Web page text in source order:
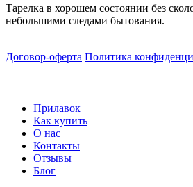
Тарелка в хорошем состоянии без
небольшими следами бытования.
Договор-оферта Политика
Прилавок
Как купить
О нас
Контакты
Отзывы
Блог